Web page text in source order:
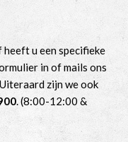
u een specifieke
in of mails ons
zijn we ook
. (8:00-12:00 &